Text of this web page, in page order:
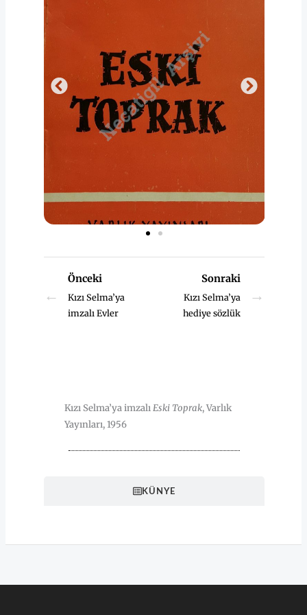
←
Önceki
Kızı Selma’ya
imzalı Evler
Sonraki
Kızı Selma’ya
hediye sözlük
→
KÜNYE
Kızı Selma’ya imzalıEski Toprak, Varlık
Yayınları, 1956